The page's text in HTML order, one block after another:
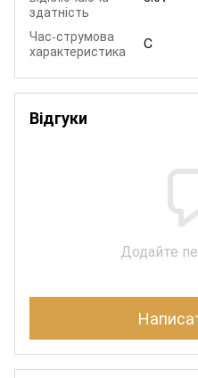
здатність
Час-струмова
характеристика
C
Відгуки
Додайте